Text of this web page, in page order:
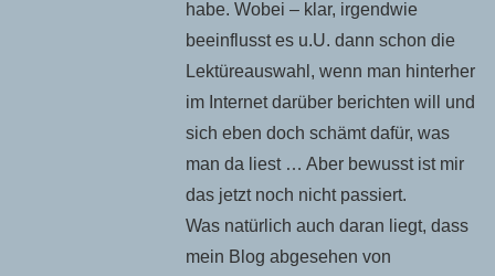
habe. Wobei – klar, irgendwie
beeinflusst es u.U. dann schon die
Lektüreauswahl, wenn man hinterher
im Internet darüber berichten will und
sich eben doch schämt dafür, was
man da liest … Aber bewusst ist mir
das jetzt noch nicht passiert.
Was natürlich auch daran liegt, dass
mein Blog abgesehen von